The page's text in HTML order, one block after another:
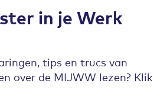
in je Werk
tips en trucs van
over de MIJWW lezen? Klik